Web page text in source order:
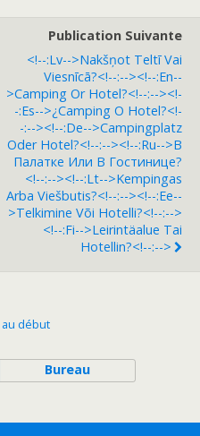
Publication Suivante
<!--:lv-->Nakšņot Teltī Vai
Viesnīcā?<!--:--><!--:en--
>Camping Or Hotel?<!--:--><!-
-:es-->¿Camping O Hotel?<!-
-:--><!--:de-->Campingplatz
Oder Hotel?<!--:--><!--:ru-->В
Палатке Или В Гостинице?
<!--:--><!--:lt-->Kempingas
Arba Viešbutis?<!--:--><!--:ee--
>Telkimine Või Hotelli?<!--:-->
<!--:fi-->Leirintäalue Tai
Hotellin?<!--:-->
début
Bureau